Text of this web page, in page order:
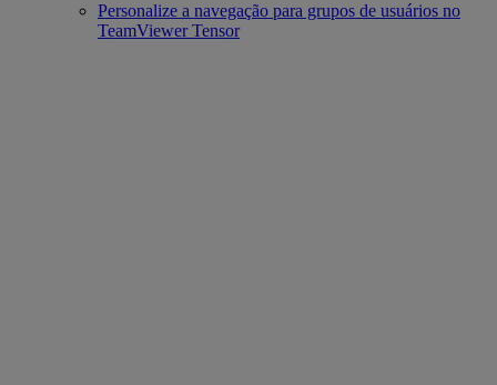
Personalize a navegação para grupos de usuários no
TeamViewer Tensor